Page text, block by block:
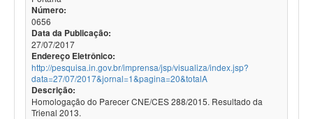
Número:
0656
Data da Publicação:
27/07/2017
Endereço Eletrônico:
http://pesquisa.in.gov.br/imprensa/jsp/visualiza/index.jsp?
data=27/07/2017&jornal=1&pagina=20&totalA
Descrição:
Homologação do Parecer CNE/CES 288/2015. Resultado da
Trienal 2013.